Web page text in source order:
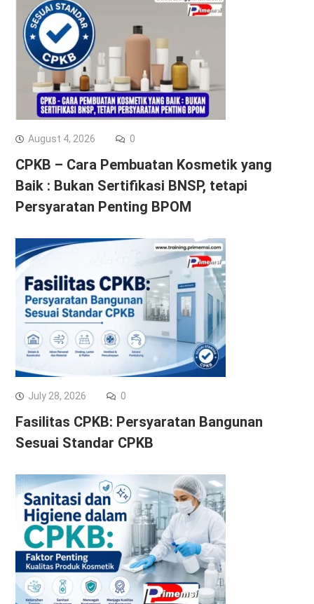
August 4, 2026 0
CPKB – Cara Pembuatan Kosmetik yang
Baik : Bukan Sertifikasi BNSP, tetapi
Persyaratan Penting BPOM
July 28, 2026 0
Fasilitas CPKB: Persyaratan Bangunan
Sesuai Standar CPKB